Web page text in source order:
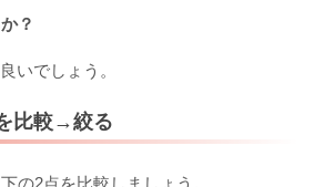
？
いでしょう。
比較→絞る
の2点を比較しましょう。